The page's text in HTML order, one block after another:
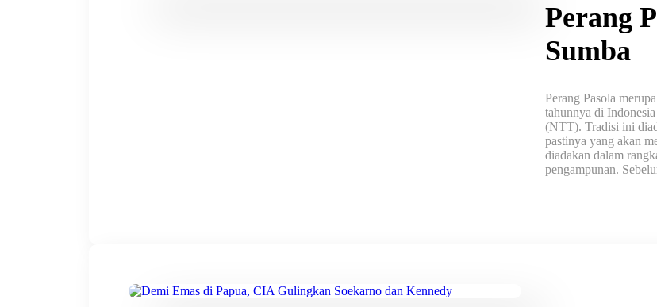
Perang
Sumba
Perang Pasola
tahunnya di
(NTT). Tradisi ini
pastinya yang akan
diadakan dalam
pengampunan.